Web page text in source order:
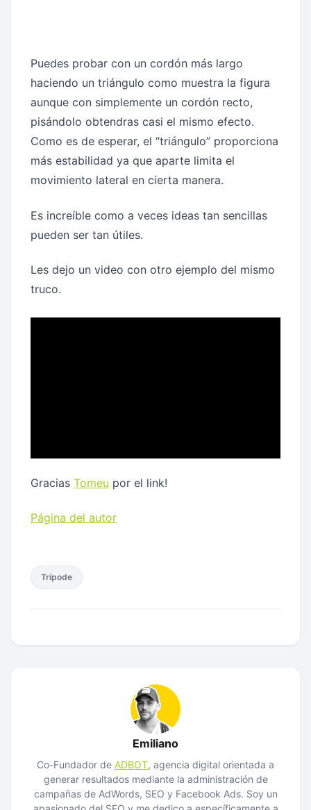
Puedes probar con un cordón más largo
haciendo un triángulo como muestra la figura
aunque con simplemente un cordón recto,
pisándolo obtendras casi el mismo efecto.
Como es de esperar, el “triángulo” proporciona
más estabilidad ya que aparte limita el
movimiento lateral en cierta manera.
Es increíble como a veces ideas tan sencillas
pueden ser tan útiles.
Les dejo un video con otro ejemplo del mismo
truco.
Gracias Tomeu por el link!
Página del autor
Trípode
Emiliano
Co-Fundador de ADBOT, agencia digital orientada a
generar resultados mediante la administración de
campañas de AdWords, SEO y Facebook Ads. Soy un